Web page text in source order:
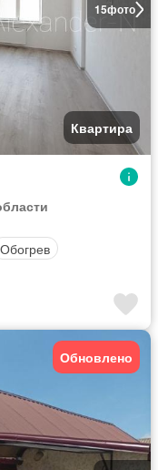
15фото
Квартира
Обогрев
Обновлено